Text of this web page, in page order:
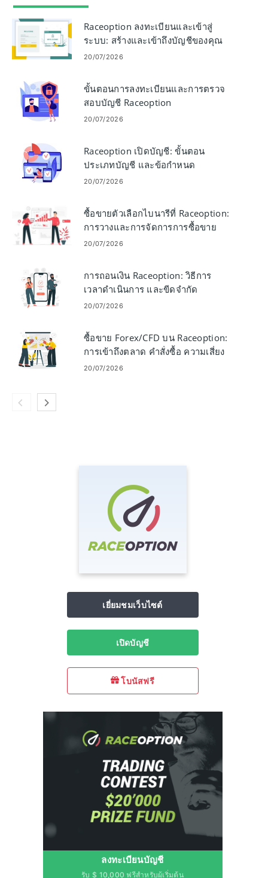
Raceoption ลงทะเบียนและเข้าสู่
ระบบ: สร้างและเข้าถึงบัญชีของคุณ
20/07/2026
ขั้นตอนการลงทะเบียนและการตรวจ
สอบบัญชี Raceoption
20/07/2026
Raceoption เปิดบัญชี: ขั้นตอน
ประเภทบัญชี และข้อกำหนด
20/07/2026
ซื้อขายตัวเลือกไบนารีที่ Raceoption:
การวางและการจัดการการซื้อขาย
20/07/2026
การถอนเงิน Raceoption: วิธีการ
เวลาดำเนินการ และขีดจำกัด
20/07/2026
ซื้อขาย Forex/CFD บน Raceoption:
การเข้าถึงตลาด คำสั่งซื้อ ความเสี่ยง
20/07/2026
เยี่ยมชมเว็บไซต์
เปิดบัญชี
โบนัสฟรี
ลงทะเบียนบัญชี
รับ $ 10,000 ฟรีสำหรับผู้เริ่มต้น